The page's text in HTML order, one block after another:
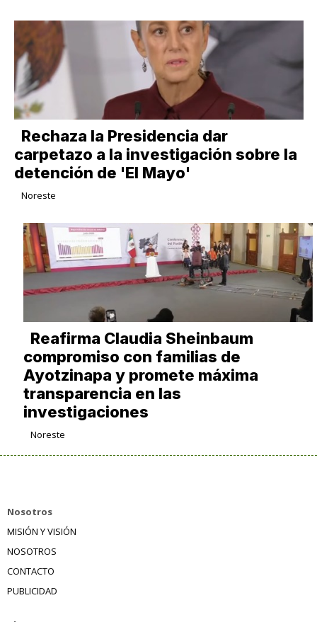
Rechaza la Presidencia dar
carpetazo a la investigación sobre la
detención de 'El Mayo'
Noreste
Reafirma Claudia Sheinbaum
compromiso con familias de
Ayotzinapa y promete máxima
transparencia en las
investigaciones
Noreste
Nosotros
MISIÓN Y VISIÓN
NOSOTROS
CONTACTO
PUBLICIDAD